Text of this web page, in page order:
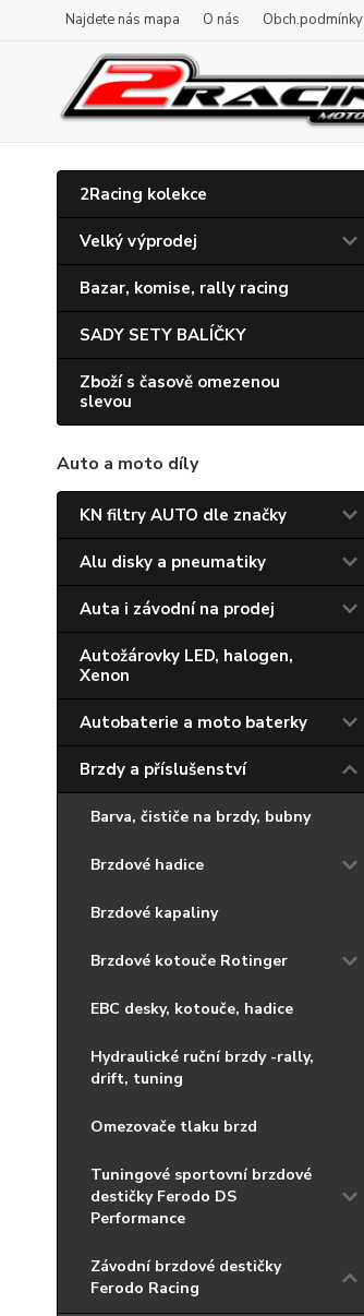
Najdete nás mapa O nás Obch.podmínky
2Racing kolekce
Velký výprodej
Bazar, komise, rally racing
SADY SETY BALÍČKY
Zboží s časově omezenou
slevou
Auto a moto díly
KN filtry AUTO dle značky
Alu disky a pneumatiky
Auta i závodní na prodej
Autožárovky LED, halogen,
Xenon
Autobaterie a moto baterky
Brzdy a příslušenství
Barva, čističe na brzdy, bubny
Brzdové hadice
Brzdové kapaliny
Brzdové kotouče Rotinger
EBC desky, kotouče, hadice
Hydraulické ruční brzdy -rally,
drift, tuning
Omezovače tlaku brzd
Tuningové sportovní brzdové
destičky Ferodo DS
Performance
Závodní brzdové destičky
Ferodo Racing